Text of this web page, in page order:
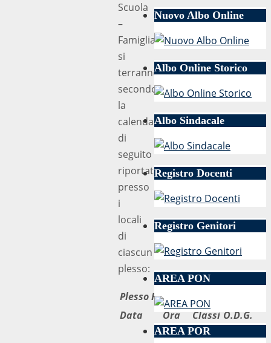
Scuola
–
Famiglia,
si
terranno
secondo
la
calendarizzazione
di
seguito
riportata,
presso
i
locali
di
ciascun
plesso:
Plesso Ravagnese
Data
Ora Classi O.D.G.
1^A –
Nuovo Albo Online
Albo Online Storico
Albo Sindacale
Registro Docenti
Registro Genitori
AREA PON
AREA POR